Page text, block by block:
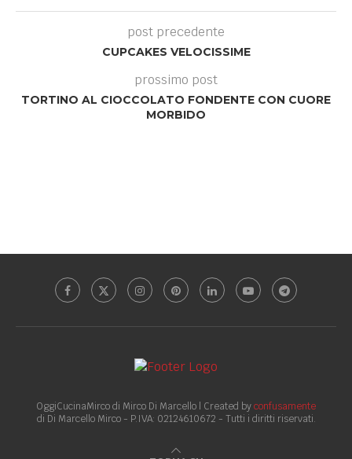
post precedente
CUPCAKES VELOCISSIME
prossimo post
TORTINO AL CIOCCOLATO FONDENTE CON CUORE
MORBIDO
OggiCucinaMirco di Mirco Di Marcello | Created byconfusamente
di Di Marcello Mirco - P.IVA: 02124610672 - Tutti i diritti riservati.